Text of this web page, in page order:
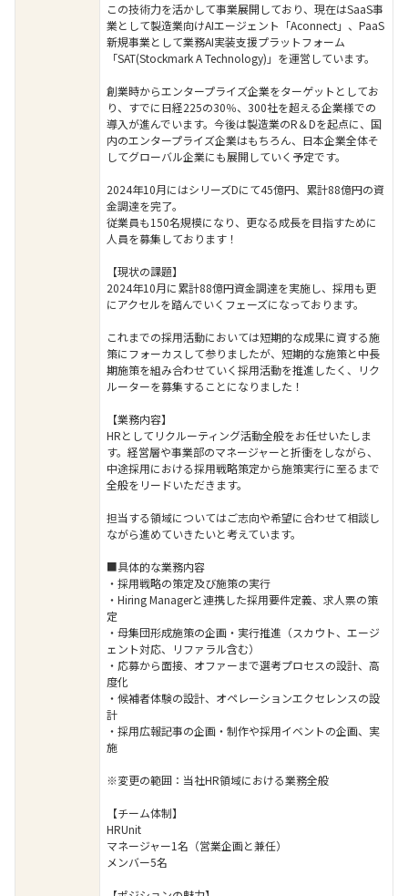
この技術力を活かして事業展開しており、現在はSaaS事
業として製造業向けAIエージェント「Aconnect」、PaaS
新規事業として業務AI実装支援プラットフォーム
「SAT(Stockmark A Technology)」を運営しています。
創業時からエンタープライズ企業をターゲットとしてお
り、すでに日経225の30％、300社を超える企業様での
導入が進んでいます。今後は製造業のR＆Dを起点に、国
内のエンタープライズ企業はもちろん、日本企業全体そ
してグローバル企業にも展開していく予定です。
2024年10月にはシリーズDにて45億円、累計88億円の資
金調達を完了。
従業員も150名規模になり、更なる成長を目指すために
人員を募集しております！
【現状の課題】
2024年10月に累計88億円資金調達を実施し、採用も更
にアクセルを踏んでいくフェーズになっております。
これまでの採用活動においては短期的な成果に資する施
策にフォーカスして参りましたが、短期的な施策と中長
期施策を組み合わせていく採用活動を推進したく、リク
ルーターを募集することになりました！
【業務内容】
HRとしてリクルーティング活動全般をお任せいたしま
す。経営層や事業部のマネージャーと折衝をしながら、
中途採用における採用戦略策定から施策実行に至るまで
全般をリードいただきます。
担当する領域についてはご志向や希望に合わせて相談し
ながら進めていきたいと考えています。
■具体的な業務内容
・採用戦略の策定及び施策の実行
・Hiring Managerと連携した採用要件定義、求人票の策
定
・母集団形成施策の企画・実行推進（スカウト、エージ
ェント対応、リファラル含む）
・応募から面接、オファーまで選考プロセスの設計、高
度化
・候補者体験の設計、オペレーションエクセレンスの設
計
・採用広報記事の企画・制作や採用イベントの企画、実
施
※変更の範囲：当社HR領域における業務全般
【チーム体制】
HRUnit
マネージャー1名（営業企画と兼任）
メンバー5名